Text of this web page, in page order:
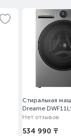
Стиральная
Dreame
Нет отзывов
534 990 ₸